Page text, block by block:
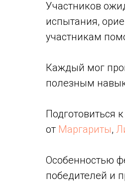
Участников
испытания,
участникам
Каждый мог
полезным
Подготовиться
от Маргариты,
Особенностью
победителей и